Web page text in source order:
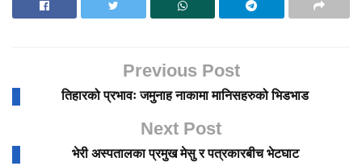
Previous Post
तिहारको प्रभावः जमुनाह नाकामा मानिसहरुको भिडभाड
Next Post
भेरी अस्पतालका प्रमुख मेसु र पत्रकारबीच भेटघाट